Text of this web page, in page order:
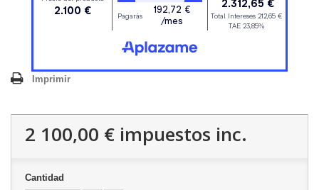
Imprimir
2 100,00 € impuestos inc.
Cantidad